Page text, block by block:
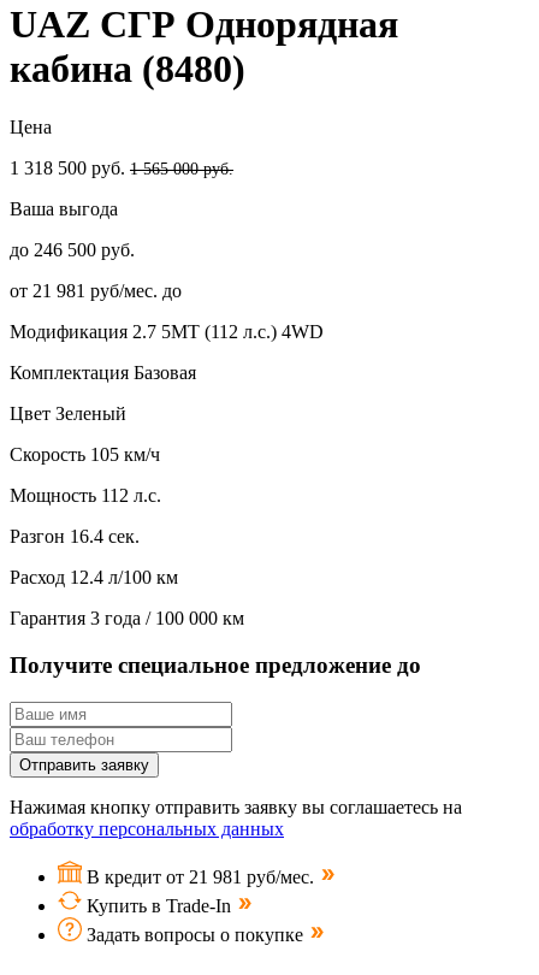
UAZ СГР Однорядная
кабина (8480)
Цена
1 318 500 руб. 1 565 000 руб.
Ваша выгода
до 246 500 руб.
от 21 981 руб/мес. до
Модификация 2.7 5MT (112 л.с.) 4WD
Комплектация Базовая
Цвет Зеленый
Скорость 105 км/ч
Мощность 112 л.с.
Разгон 16.4 сек.
Расход 12.4 л/100 км
Гарантия 3 года / 100 000 км
Получите специальное предложение до
Отправить заявку
Нажимая кнопку отправить заявку вы соглашаетесь на
обработку персональных данных
В кредит от 21 981 руб/мес.
Купить в Trade-In
Задать вопросы о покупке